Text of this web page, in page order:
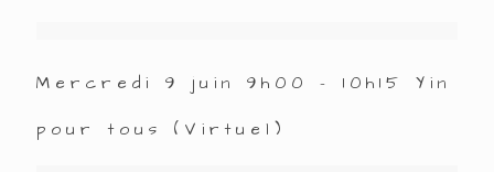
Mercredi 9 juin 9h00 – 10h15 Yin
pour tous (Virtuel)